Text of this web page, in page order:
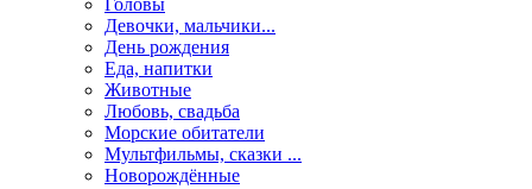
Головы
Девочки, мальчики...
День рождения
Еда, напитки
Животные
Любовь, свадьба
Морские обитатели
Мультфильмы, сказки ...
Новорождённые